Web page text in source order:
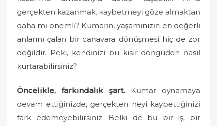
gerçekten kazanmak, kaybetmeyi göze almaktan
daha mı önemli? Kumarın, yaşamınızın en değerli
anlarını çalan bir canavara dönüşmesi hiç de zor
değildir. Peki, kendinizi bu kısır döngüden nasıl
kurtarabilirsiniz?
Öncelikle, farkındalık şart. Kumar oynamaya
devam ettiğinizde, gerçekten neyi kaybettiğinizi
fark edemeyebilirsiniz. Belki de bu bir iş, bir